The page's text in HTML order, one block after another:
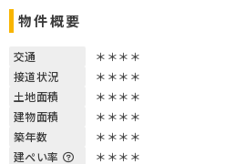
物件概要
交通
＊＊＊＊
接道状況
＊＊＊＊
土地面積
＊＊＊＊
建物面積
＊＊＊＊
築年数
＊＊＊＊
建ぺい率
＊＊＊＊